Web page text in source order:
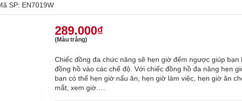
SP: EN7019W
289.000₫
(Màu trắng)
Chiếc đồng đa chức năng sẽ hẹn giờ đếm ngược giúp bạn
đồng hồ vào các chế độ. Với chiếc đồng hồ đa năng hẹn
bạn có thể hẹn giờ nấu ăn, hẹn giờ làm việc, hẹn giờ ăn
mắt, xem giờ….